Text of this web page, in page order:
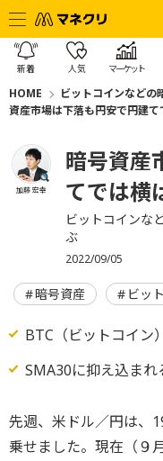
新着 人気 マーケット
HOME ビットコインなどの
資産市場は下落も円安で円建て
加藤 宏幸
暗号資産
てでは横
ビットコインな
ぶ
2022/09/05
暗号資産 ビッ
BTC（ビットコイン
SMA30に抑え込まれ
先週、米ドル／円は、
乗せました。現在（９